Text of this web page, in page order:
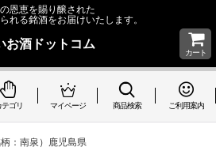
恩恵を賜り醸された
れる銘酒をお届けいたします。
お酒ドットコム
カート
テゴリ マイページ 商品検索 ご利用案内
：南泉）鹿児島県